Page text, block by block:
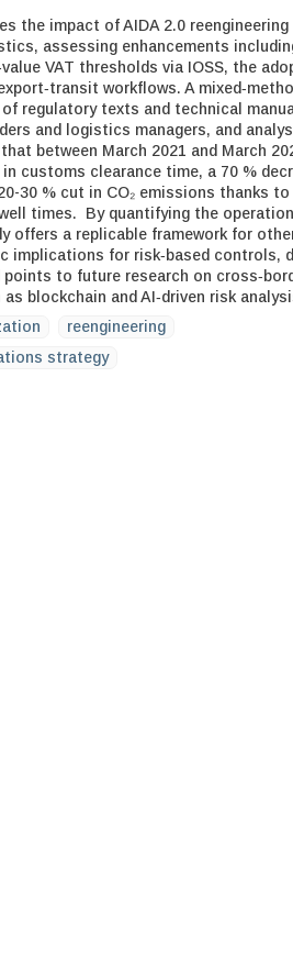
the impact of AIDA 2.0
assessing enhancements
VAT thresholds via IOSS, the
workflows. A
regulatory texts and technical
and logistics managers, and
between March 2021 and March
customs clearance time, a 70 %
30 % cut in CO₂ emissions thanks
times. By quantifying the
offers a replicable framework for
implications for risk‑based controls,
points to future research on
blockchain and AI‑driven risk
reengineering
strategy